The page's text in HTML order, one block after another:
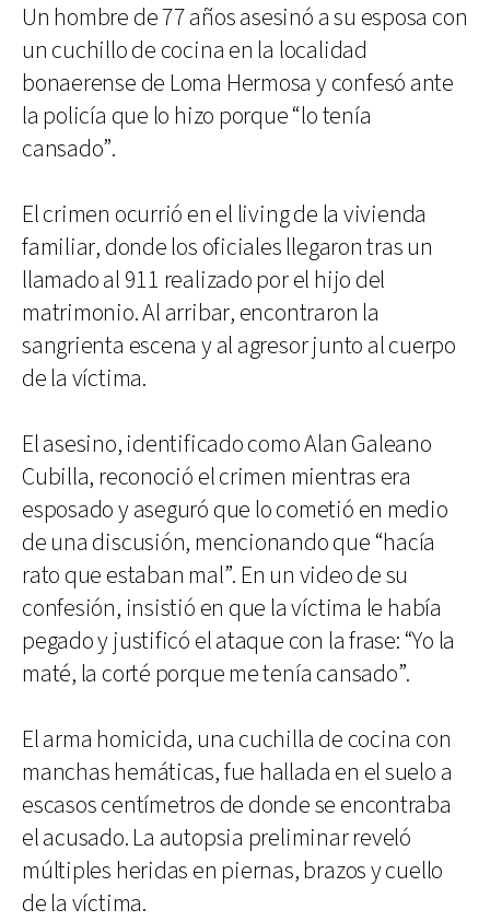
Un hombre de 77 años asesinó a su esposa con
un cuchillo de cocina en la localidad
bonaerense de Loma Hermosa y confesó ante
la policía que lo hizo porque “lo tenía
cansado”.
El crimen ocurrió en el living de la vivienda
familiar, donde los oficiales llegaron tras un
llamado al 911 realizado por el hijo del
matrimonio. Al arribar, encontraron la
sangrienta escena y al agresor junto al cuerpo
de la víctima.
El asesino, identificado como Alan Galeano
Cubilla, reconoció el crimen mientras era
esposado y aseguró que lo cometió en medio
de una discusión, mencionando que “hacía
rato que estaban mal”. En un video de su
confesión, insistió en que la víctima le había
pegado y justificó el ataque con la frase: “Yo la
maté, la corté porque me tenía cansado”.
El arma homicida, una cuchilla de cocina con
manchas hemáticas, fue hallada en el suelo a
escasos centímetros de donde se encontraba
el acusado. La autopsia preliminar reveló
múltiples heridas en piernas, brazos y cuello
de la víctima.